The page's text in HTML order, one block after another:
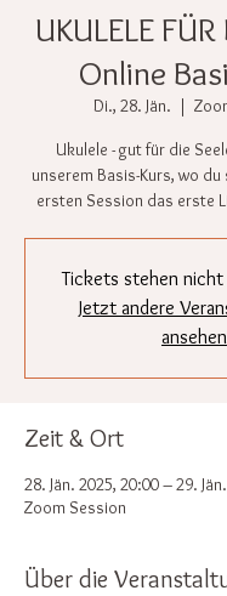
UKULELE FÜR
Online
Di., 28. Jän.
  |
Ukulele - gut für die
unserem Basis-Kurs, wo
ersten Session das erste
Tickets stehen nicht
Jetzt andere
ansehen
Zeit & Ort
28. Jän. 2025, 20:00 – 29.
Zoom Session
Über die